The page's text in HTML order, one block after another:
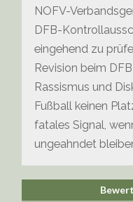
NOFV-
DFB-
eingehend zu
Revision beim
Rassismus und
Fußball keinen
fatales Signal,
ungeahndet